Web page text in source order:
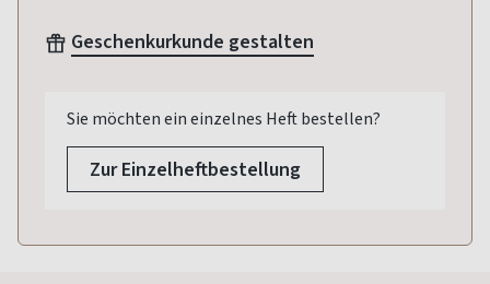
Geschenkurkunde gestalten
Sie möchten ein einzelnes Heft bestellen?
Zur Einzelheftbestellung